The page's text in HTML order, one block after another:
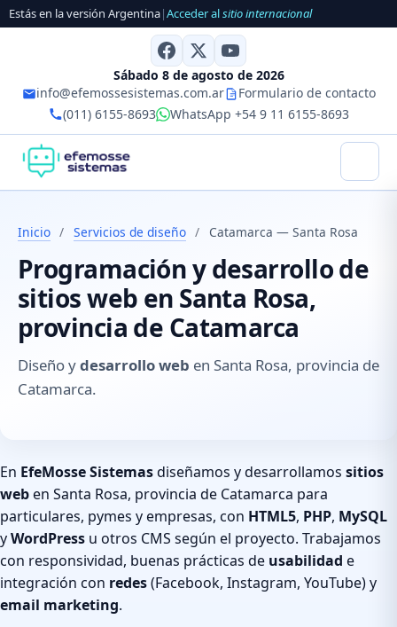
Estás en la versión Argentina|Acceder alsitio internacional
Sábado 8 de agosto de 2026
info@efemossesistemas.com.ar
Formulario de contacto
(011) 6155-8693
WhatsApp +54 9 11 6155-8693
Inicio / Servicios de diseño / Catamarca — Santa Rosa
Programación y desarrollo de
sitios web en Santa Rosa,
provincia de Catamarca
Diseño ydesarrollo web en Santa Rosa, provincia de
Catamarca.
En EfeMosse Sistemasdiseñamos y desarrollamos sitios
weben Santa Rosa, provincia de Catamarca para
particulares, pymes y empresas, con HTML5, PHP, MySQL
yWordPress u otros CMS según el proyecto. Trabajamos
con responsividad, buenas prácticas de usabilidad e
integración con redes(Facebook, Instagram, YouTube) y
email marketing.